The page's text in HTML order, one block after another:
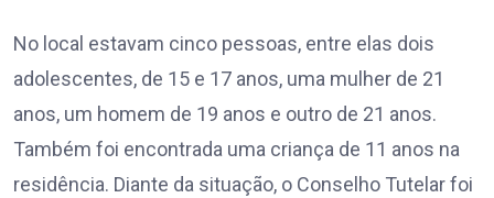
No local estavam cinco pessoas, entre elas dois
adolescentes, de 15 e 17 anos, uma mulher de 21
anos, um homem de 19 anos e outro de 21 anos.
Também foi encontrada uma criança de 11 anos na
residência. Diante da situação, o Conselho Tutelar foi